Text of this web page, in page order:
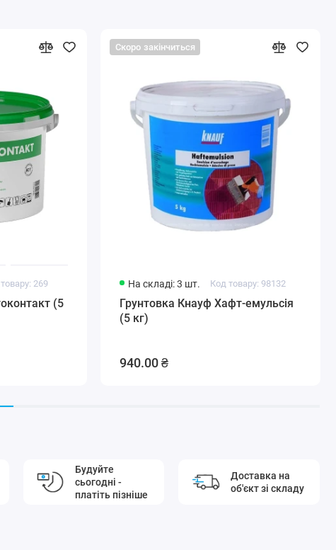
269
(5
Скоро закінчиться
На складі: 3 шт. Код товару: 98132
Грунтовка Кнауф Хафт-емульсія
(5 кг)
940.00 ₴
Будуйте
сьогодні -
платіть пізніше
Доставка на
об'єкт зі складу